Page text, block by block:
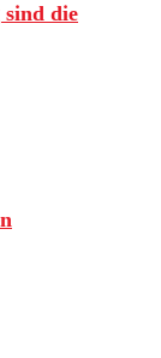
sind die